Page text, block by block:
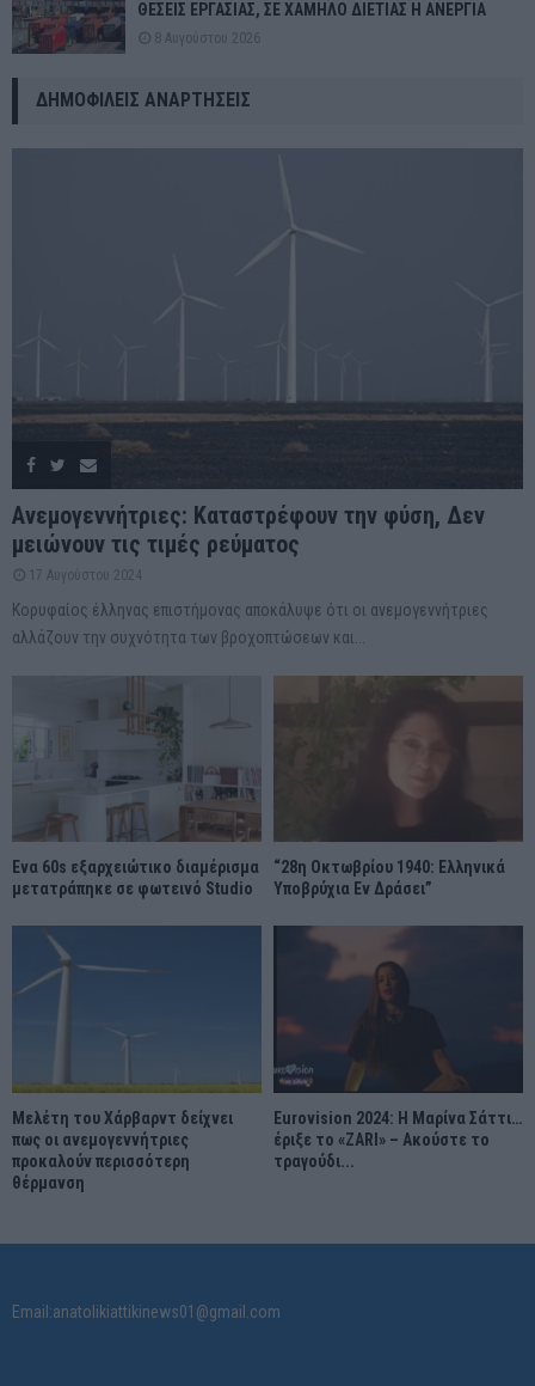
ΘΕΣΕΙΣ ΕΡΓΑΣΙΑΣ, ΣΕ ΧΑΜΗΛΟ ΔΙΕΤΙΑΣ Η ΑΝΕΡΓΙΑ
8 Αυγούστου 2026
ΔΗΜΟΦΙΛΕΊΣ ΑΝΑΡΤΉΣΕΙΣ
Ανεμογεννήτριες: Καταστρέφουν την φύση, Δεν
μειώνουν τις τιμές ρεύματος
17 Αυγούστου 2024
Κορυφαίος έλληνας επιστήμονας αποκάλυψε ότι οι ανεμογεννήτριες
αλλάζουν την συχνότητα των βροχοπτώσεων και...
Ένα 60s εξαρχειώτικο διαμέρισμα
μετατράπηκε σε φωτεινό Studio
“28η Οκτωβρίου 1940: Ελληνικά
Υποβρύχια Εν Δράσει”
Μελέτη του Χάρβαρντ δείχνει
πως οι ανεμογεννήτριες
προκαλούν περισσότερη
θέρμανση
Eurovision 2024: Η Μαρίνα Σάττι…
έριξε το «ZARI» – Ακούστε το
τραγούδι...
Email:anatolikiattikinews01@gmail.com